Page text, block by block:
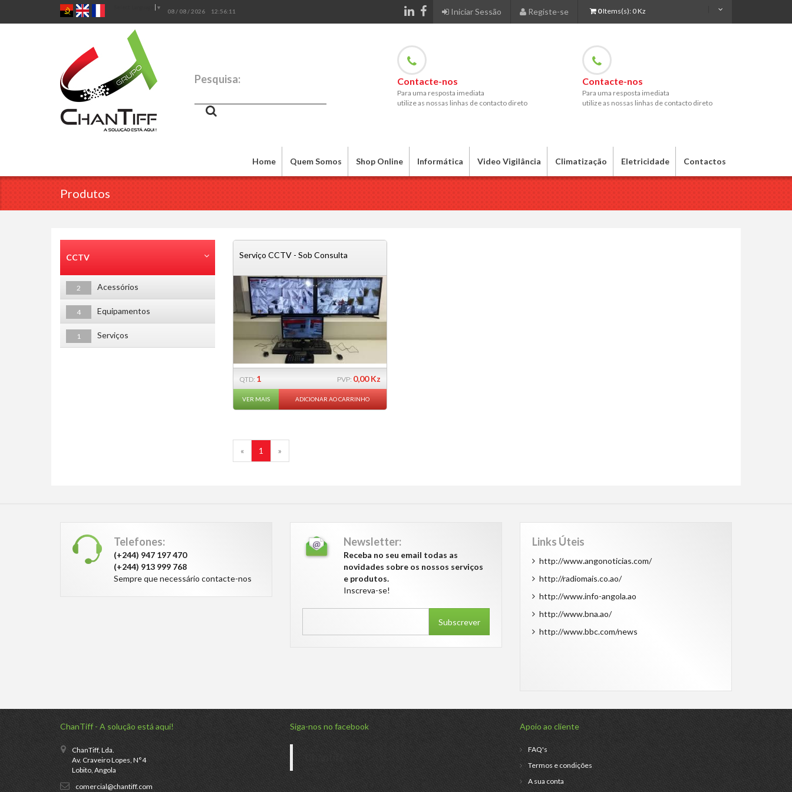
▼
08 / 08 / 2026 12:56:12 0Items(s): 0 Kz
Registe-se
Iniciar Sessão
Pesquisa: Contacte-nos
Para uma resposta imediata
utilize as nossas linhas de contacto direto
Contacte-nos
Para uma resposta imediata
utilize as nossas linhas de contacto direto
Home Quem Somos Shop Online Informática Video Vigilância Climatização Eletricidade Contactos
Produtos
CCTV
2 Acessórios
4 Equipamentos
1 Serviços
Serviço CCTV - Sob Consulta
QTD: 1 PVP: 0,00 Kz
VER MAIS ADICIONAR AO CARRINHO
« 1 »
Telefones:
(+244) 947 197 470
(+244) 913 999 768
Sempre que necessário contacte-nos
Newsletter:
Receba no seu email todas as
novidades sobre os nossos serviços
e produtos.
Inscreva-se!
Subscrever
Links Úteis
http://www.angonoticias.com/
http://radiomais.co.ao/
http://www.info-angola.ao
http://www.bna.ao/
http://www.bbc.com/news
ChanTiff - A solução está aqui!
ChanTiff, Lda.
Av. Craveiro Lopes, N°4
Lobito, Angola
comercial@chantiff.com
Siga-nos no facebook Apoio ao cliente
FAQ's
Termos e condições
A sua conta